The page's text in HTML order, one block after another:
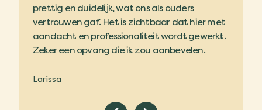
dat hier met
gewerkt.
Maxime